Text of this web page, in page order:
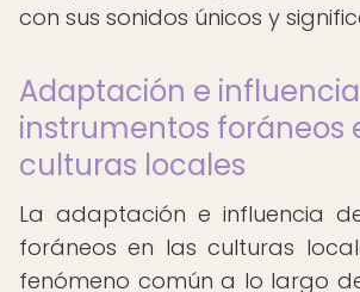
con sus sonidos únicos y
Adaptación e
instrumentos foráneos
culturas locales
La adaptación e influencia
foráneos en las culturas
fenómeno común a lo largo